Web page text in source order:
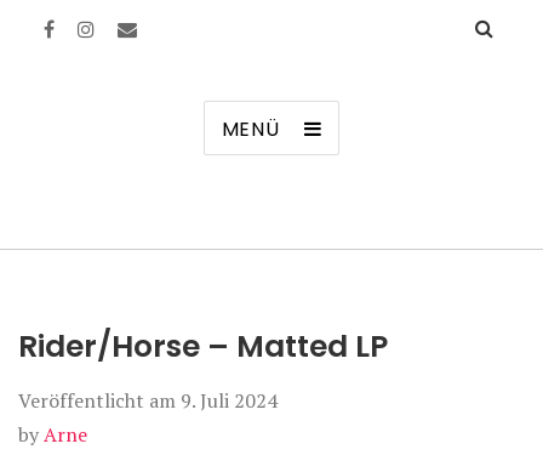
MENÜ
Rider/Horse – Matted LP
Veröffentlicht am 9. Juli 2024
byArne